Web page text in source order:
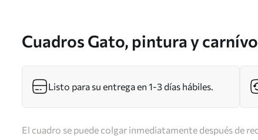
Cuadros Gato, pintura y
Listo para su entrega en 1-3 días hábiles.
El cuadro se puede colgar inmediatamente después de